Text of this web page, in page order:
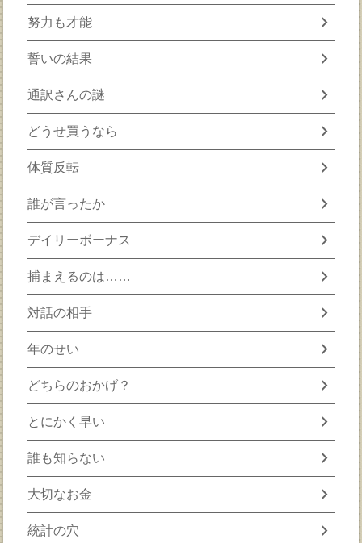
努力も才能 chevron_right
誓いの結果 chevron_right
通訳さんの謎 chevron_right
どうせ買うなら chevron_right
体質反転 chevron_right
誰が言ったか chevron_right
デイリーボーナス chevron_right
捕まえるのは…… chevron_right
対話の相手 chevron_right
年のせい chevron_right
どちらのおかげ？ chevron_right
とにかく早い chevron_right
誰も知らない chevron_right
大切なお金 chevron_right
統計の穴 chevron_right